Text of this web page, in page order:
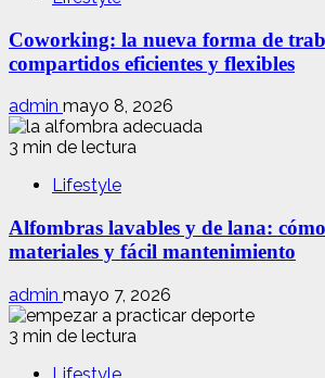
Coworking: la nueva forma de
compartidos eficientes y flexibles
admin mayo 8, 2026
3 min de lectura
Lifestyle
Alfombras lavables y de lana:
materiales y fácil mantenimiento
admin mayo 7, 2026
3 min de lectura